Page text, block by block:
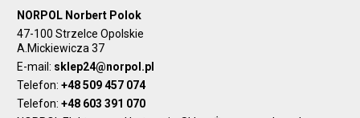
NORPOL Norbert Polok
47-100 Strzelce Opolskie
A.Mickiewicza 37
E-mail: sklep24@norpol.pl
Telefon:+48 509 457 074
Telefon:+48 603 391 070